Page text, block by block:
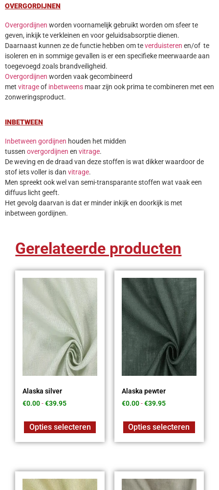
OVERGORDIJNEN
Overgordijnen worden voornamelijk gebruikt worden om sfeer te
geven, inkijk te verkleinen en voor geluidsabsorptie dienen.
Daarnaast kunnen ze de functie hebben om teverduisteren en/of te
isoleren en in sommige gevallen is er een specifieke meerwaarde aan
toegevoegd zoals brandveiligheid.
Overgordijnen worden vaak gecombineerd
met vitrageof inbetweens maar zijn ook prima te combineren met een
zonweringsproduct.
INBETWEEN
Inbetween gordijnen houden het midden
tussen overgordijnen en vitrage.
De weving en de draad van deze stoffen is wat dikker waardoor de
stof iets voller is dan vitrage.
Men spreekt ook wel van semi-transparante stoffen wat vaak een
diffuus licht geeft.
Het gevolg daarvan is dat er minder inkijk en doorkijk is met
inbetween gordijnen.
Gerelateerde producten
Alaska silver
€0.00 - €39.95
Opties selecteren
Alaska pewter
€0.00-€39.95
Opties selecteren